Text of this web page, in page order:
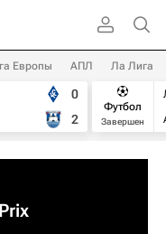
Европы АПЛ Ла Лига
0
2
Футбол
Завершен